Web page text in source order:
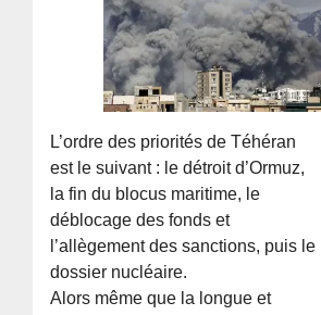
L’ordre des priorités de Téhéran
est le suivant : le détroit d’Ormuz,
la fin du blocus maritime, le
déblocage des fonds et
l’allègement des sanctions, puis le
dossier nucléaire.
Alors même que la longue et